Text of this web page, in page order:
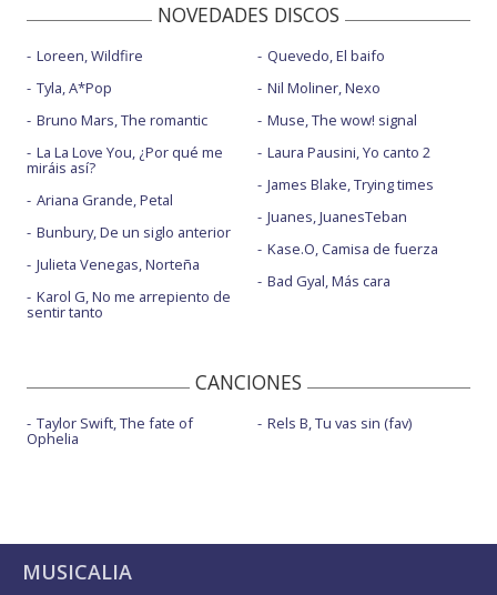
NOVEDADES DISCOS
Loreen, Wildfire
Tyla, A*Pop
Bruno Mars, The romantic
La La Love You, ¿Por qué me
miráis así?
Ariana Grande, Petal
Bunbury, De un siglo anterior
Julieta Venegas, Norteña
Karol G, No me arrepiento de
sentir tanto
Quevedo, El baifo
Nil Moliner, Nexo
Muse, The wow! signal
Laura Pausini, Yo canto 2
James Blake, Trying times
Juanes, JuanesTeban
Kase.O, Camisa de fuerza
Bad Gyal, Más cara
CANCIONES
Taylor Swift, The fate of
Ophelia
Rels B, Tu vas sin (fav)
MUSICALIA